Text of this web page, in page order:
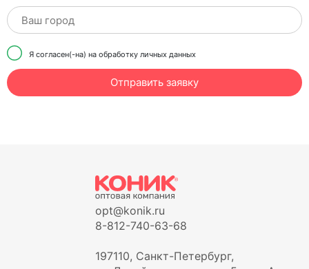
Я согласен(-на) на обработку личных данных
Отправить заявку
opt@konik.ru
8-812-740-63-68
197110, Санкт-Петербург,